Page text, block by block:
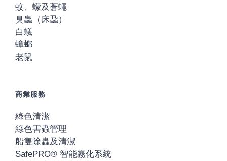
蚊、蠓及蒼蠅
臭蟲（床蝨）
白蟻
蟑螂
老鼠
商業服務
綠色清潔
綠色害蟲管理
船隻除蟲及清潔
SafePRO® 智能霧化系統